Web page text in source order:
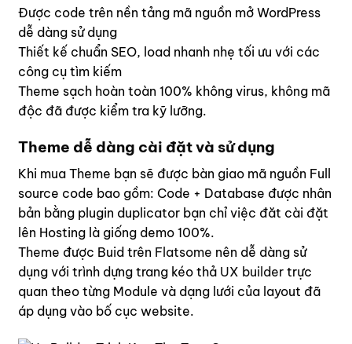
Được code trên nền tảng mã nguồn mở WordPress
dễ dàng sử dụng
Thiết kế chuẩn SEO, load nhanh nhẹ tối ưu với các
công cụ tìm kiếm
Theme sạch hoàn toàn 100% không virus, không mã
độc đã được kiểm tra kỹ lưỡng.
Theme dễ dàng cài đặt và sử dụng
Khi mua Theme bạn sẽ được bàn giao mã nguồn Full
source code bao gồm: Code + Database được nhân
bản bằng plugin duplicator bạn chỉ việc đăt cài đặt
lên Hosting là giống demo 100%.
Theme được Buid trên Flatsome nên dễ dàng sử
dụng với trình dựng trang kéo thả UX builder trực
quan theo từng Module và dạng lưới của layout đã
áp dụng vào bố cục website.